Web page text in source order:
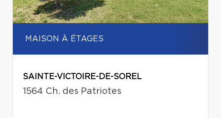
MAISON À ÉTAGES
SAINTE-VICTOIRE-DE-SOREL
1564 Ch. des Patriotes